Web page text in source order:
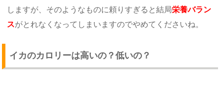
しますが、そのようなものに頼りすぎると結局栄養バラン
スがとれなくなってしまいますのでやめてくださいね。
イカのカロリーは高いの？低いの？